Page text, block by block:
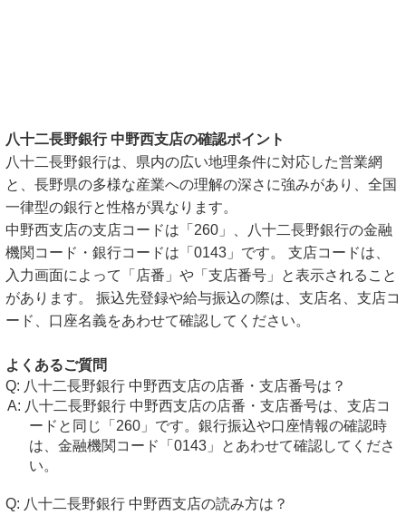
八十二長野銀行 中野西支店の確認ポイント
八十二長野銀行は、県内の広い地理条件に対応した営業網
と、長野県の多様な産業への理解の深さに強みがあり、全国
一律型の銀行と性格が異なります。
中野西支店の支店コードは「260」、八十二長野銀行の金融
機関コード・銀行コードは「0143」です。 支店コードは、
入力画面によって「店番」や「支店番号」と表示されること
があります。 振込先登録や給与振込の際は、支店名、支店コ
ード、口座名義をあわせて確認してください。
よくあるご質問
八十二長野銀行 中野西支店の店番・支店番号は？
八十二長野銀行 中野西支店の店番・支店番号は、支店コ
ードと同じ「260」です。銀行振込や口座情報の確認時
は、金融機関コード「0143」とあわせて確認してくださ
い。
八十二長野銀行 中野西支店の読み方は？